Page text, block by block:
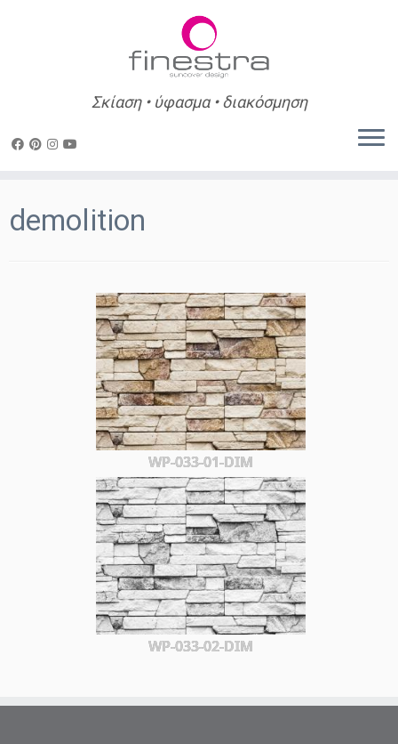
content
Σκίαση • ύφασμα • διακόσμηση
demolition
WP-033-01-DIM
WP-033-02-DIM